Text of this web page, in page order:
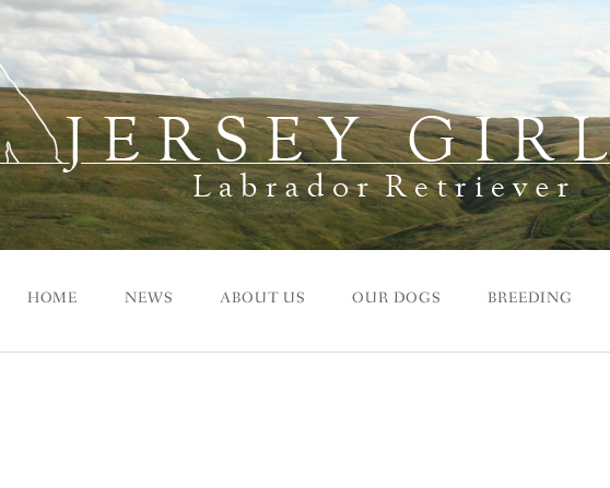
HOME NEWS ABOUT US OUR DOGS BREEDING